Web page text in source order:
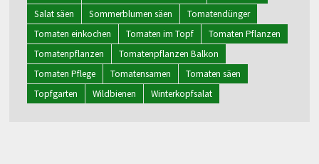
Salat säen
Sommerblumen säen
Tomatendünger
Tomaten einkochen
Tomaten im Topf
Tomaten Pflanzen
Tomatenpflanzen
Tomatenpflanzen Balkon
Tomaten Pflege
Tomatensamen
Tomaten säen
Topfgarten
Wildbienen Winterkopfsalat